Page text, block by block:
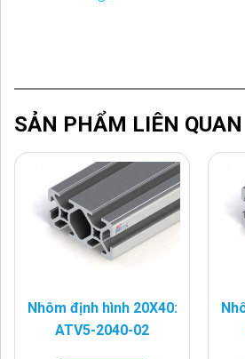
SẢN PHẨM LIÊN QUAN
Nhôm định hình 20X40:
ATV5-2040-02